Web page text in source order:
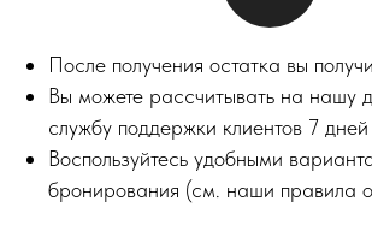
После получения остатка вы
Вы можете рассчитывать на нашу
службу поддержки клиентов 7
Воспользуйтесь удобными
бронирования (см. наши правила